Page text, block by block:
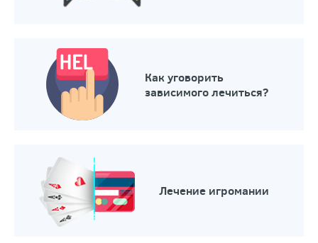
Как уговорить
зависимого лечиться?
Лечение игромании